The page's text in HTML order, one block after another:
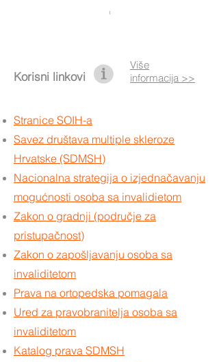
Više
informacija >>
Korisni linkovi
Stranice SOIH-a
Savez društava multiple skleroze
Hrvatske (SDMSH)
Nacionalna strategija o izjednačavanju
mogućnosti osoba sa invalidietom
Zakon o gradnji (područje za
pristupačnost)
Zakon o zapošljavanju osoba sa
invaliditetom
Prava na ortopedska pomagala
Ured za pravobranitelja osoba sa
invaliditetom
Katalog prava SDMSH